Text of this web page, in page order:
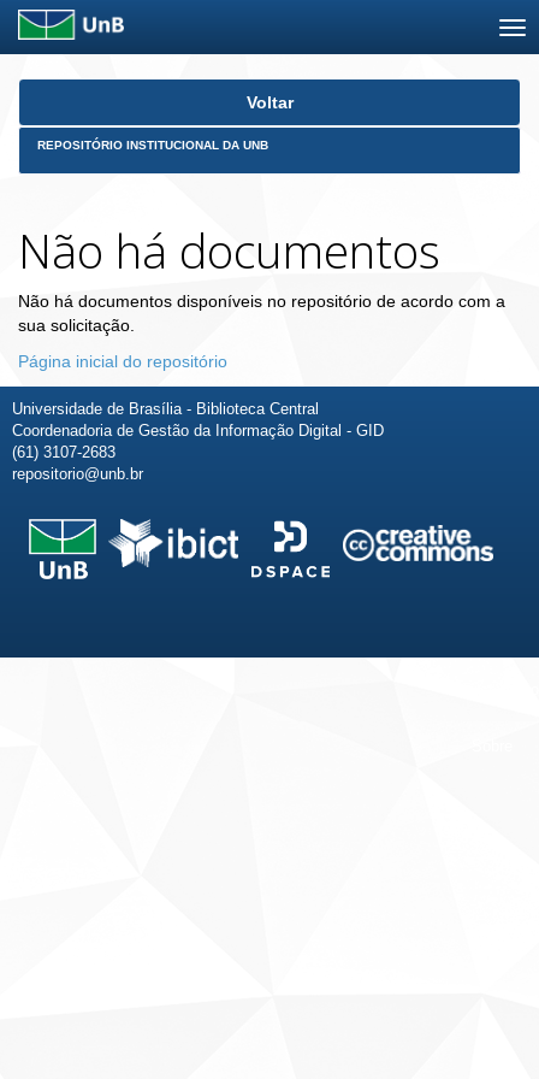
Skip
Voltar
REPOSITÓRIO INSTITUCIONAL DA UNB
Não há documentos
Não há documentos disponíveis no repositório de acordo com a
sua solicitação.
Página inicial do repositório
Universidade de Brasília - Biblioteca Central
Coordenadoria de Gestão da Informação Digital - GID
(61) 3107-2683
repositorio@unb.br